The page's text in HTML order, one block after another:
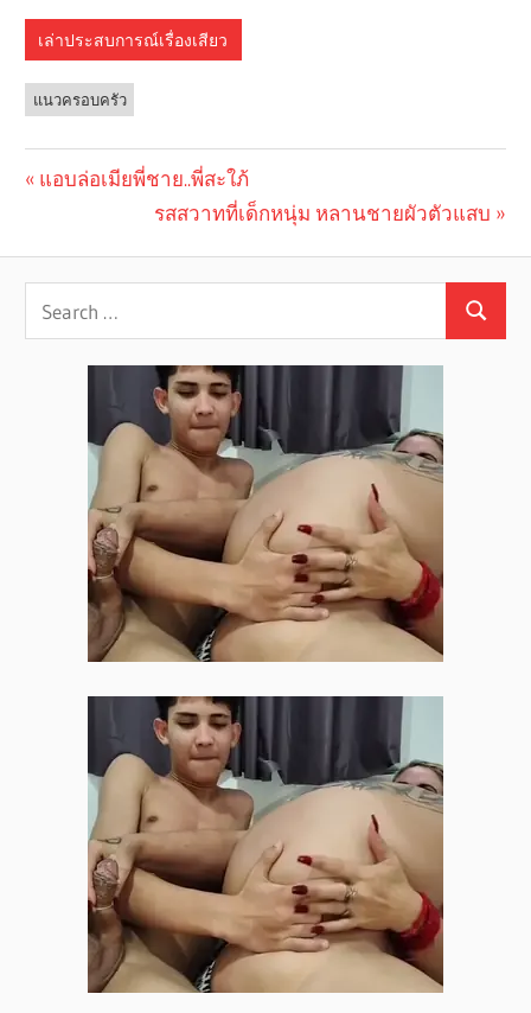
เล่าประสบการณ์เรื่องเสียว
แนวครอบครัว
navigation
Previous
แอบล่อเมียพี่ชาย..พี่สะใภ้
Next
รสสวาทที่เด็กหนุ่ม หลานชายผัวตัวแสบ